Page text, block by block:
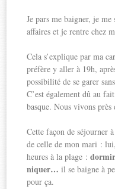
Je pars me baigner, je
affaires et je rentre chez
Cela s’explique par ma
préfère y aller à 19h,
possibilité de se garer
C’est également dû au
basque. Nous vivons
Cette façon de séjourner
de celle de mon mari :
heures à la plage :
niquer…il se baigne à
pour ça.